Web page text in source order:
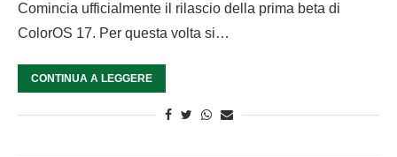
Comincia ufficialmente il rilascio della prima beta di
ColorOS 17. Per questa volta si…
CONTINUA A LEGGERE